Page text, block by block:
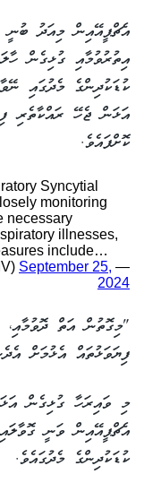
އެޗްޕީއޭއިން މިއަދު
އިތުރުވުމާއި ގުޅިގެން
ކުޑަކުދިންގެ މެދުގައި
އަޅަން ޖެހޭ ރައްކާތެރި
ކޮށްފައެވެ.
Syncytial
monitoring
necessary
illnesses,
include…
— Health Protection Agency (@HPA_MV)
September 25,
2024
"މިގޮތުން އަތް
ފިޔަވަޅުތައް އެޅުމަށް
މި ވައިރަހާ ގުޅިގެން
އެޗްޕީއޭއިން ވަނީ
ކުޑަކުދިންގެ މެދުގައެވެ.